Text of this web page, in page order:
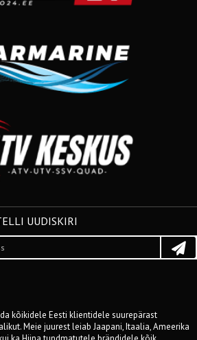
UUDISKIRI
kõikidele Eesti klientidele suurepärast
Meie juurest leiab Jaapani, Itaalia, Ameerika